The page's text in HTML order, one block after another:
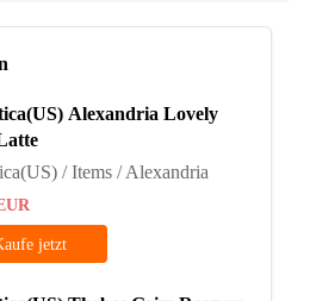
Alexandria Lovely
/ Items / Alexandria
jetzt